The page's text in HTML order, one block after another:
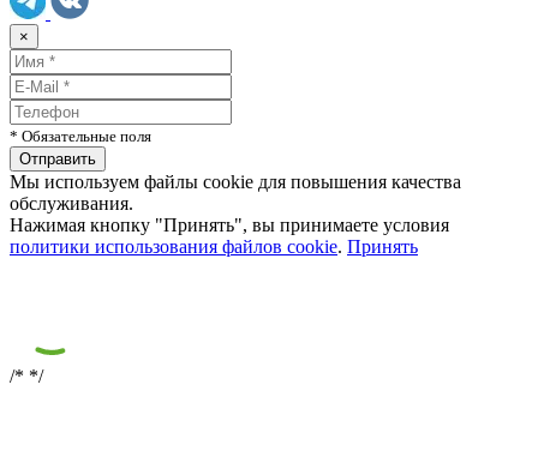
×
* Обязательные поля
Мы используем файлы cookie для повышения качества
обслуживания.
Нажимая кнопку "Принять", вы принимаете условия
политики использования файлов cookie. Принять
/* */